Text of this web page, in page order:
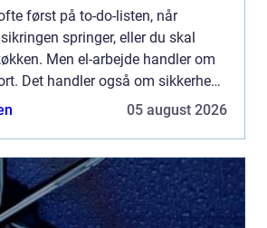
først på to-do-listen, når
springer, eller du skal
Men el-arbejde handler om
Det handler også om sikkerhed,
Derfor giver det mening
05 august 2026